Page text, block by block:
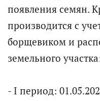
появления семян.
производится с
борщевиком и
земельного
- I период: